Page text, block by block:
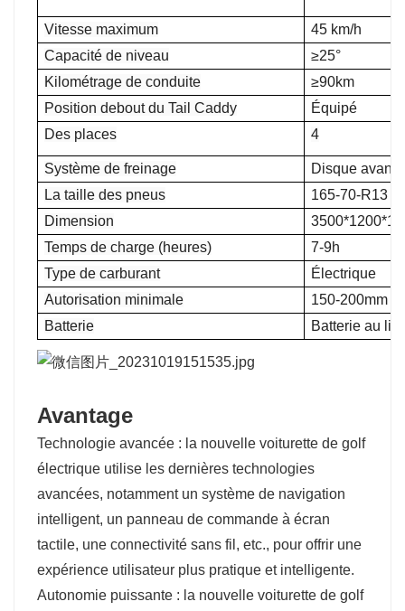
Vitesse maximum
45 km/h
Capacité de niveau
≥25°
Kilométrage de conduite
≥90km
Position debout du Tail Caddy
Équipé
Des places
4
Système de freinage
Disque
La taille des pneus
165-70-R13
Dimension
Temps de charge (heures)
7-9h
Type de carburant
Électrique
Autorisation minimale
150-200mm
Batterie
Batterie au
Avantage
Technologie avancée : la nouvelle voiturette de golf
électrique utilise les dernières technologies
avancées, notamment un système de navigation
intelligent, un panneau de commande à écran
tactile, une connectivité sans fil, etc., pour offrir une
expérience utilisateur plus pratique et intelligente.
Autonomie puissante : la nouvelle voiturette de golf